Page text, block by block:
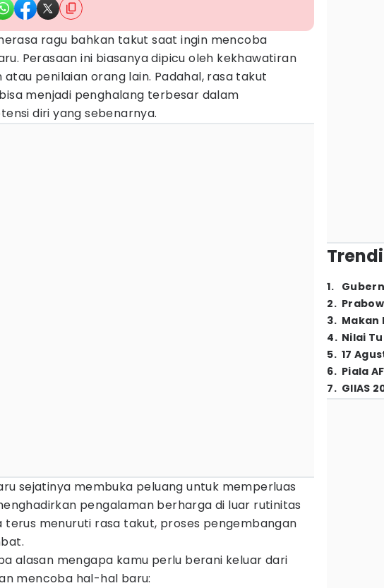
ragu bahkan takut saat ingin mencoba
Perasaan ini biasanya dipicu oleh kekhawatiran
atau penilaian orang lain. Padahal, rasa takut
menjadi penghalang terbesar dalam
diri yang sebenarnya.
sejatinya membuka peluang untuk memperluas
pengalaman berharga di luar rutinitas
terus menuruti rasa takut, proses pengembangan
alasan mengapa kamu perlu berani keluar dari
mencoba hal-hal baru:
1.
2.
3. Makan
4. Nilai
5. 17
6. Piala
7. GIIAS